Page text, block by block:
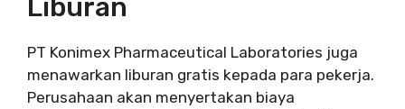
Liburan
PT Konimex Pharmaceutical Laboratories juga
menawarkan liburan gratis kepada para pekerja.
Perusahaan akan menyertakan biaya